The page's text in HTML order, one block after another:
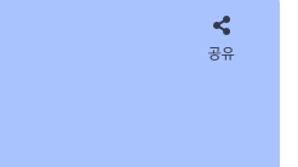
공유